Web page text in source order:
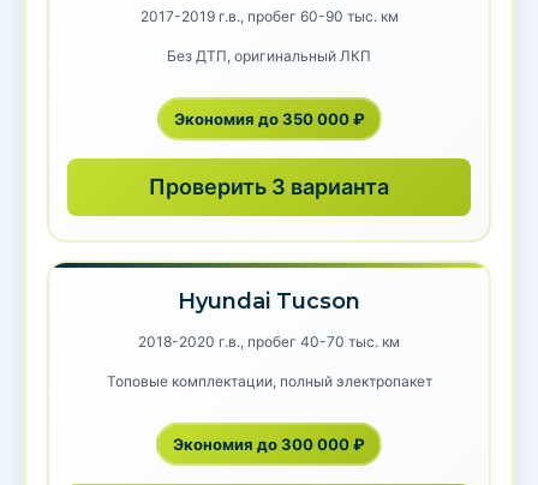
2017-2019 г.в., пробег 60-90 тыс. км
Без ДТП, оригинальный ЛКП
Экономия до 350 000 ₽
Проверить 3 варианта
Hyundai Tucson
2018-2020 г.в., пробег 40-70 тыс. км
Топовые комплектации, полный электропакет
Экономия до 300 000 ₽